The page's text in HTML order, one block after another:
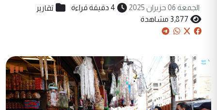
الجمعة 06 حزيران 2025 4 دقيقة قراءة تقارير
3,877 مشاهدة